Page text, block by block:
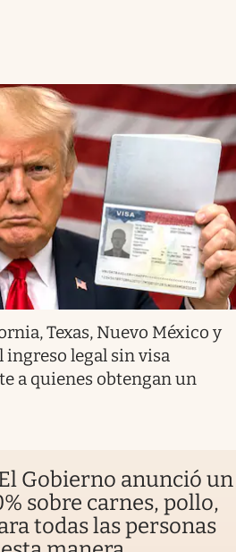
Texas, Nuevo México y
legal sin visa
a quienes obtengan un
Gobierno anunció un
sobre carnes, pollo,
todas las personas